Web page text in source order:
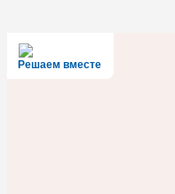
Решаем вместе